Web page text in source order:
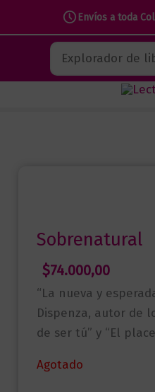
Envíos a toda
contenido
Buscar
Sobrenatural
$74.000,00
“La nueva y
Dispenza, autor de
de ser tú” y “El
Agotado